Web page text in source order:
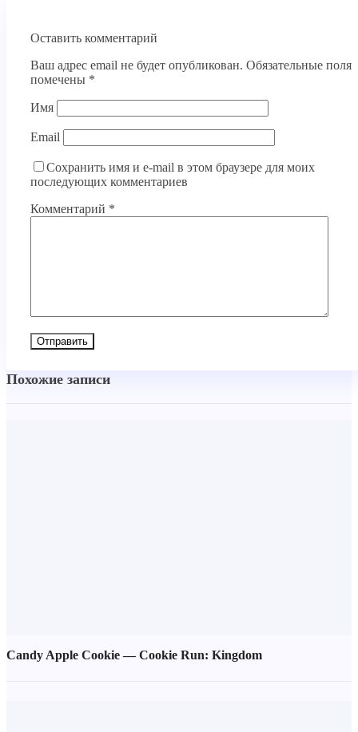
Оставить комментарий
Ваш адрес email не будет опубликован. Обязательные поля
помечены *
Имя
Email
Сохранить имя и e-mail в этом браузере для моих
последующих комментариев
Комментарий *
Похожие записи
Candy Apple Cookie — Cookie Run: Kingdom